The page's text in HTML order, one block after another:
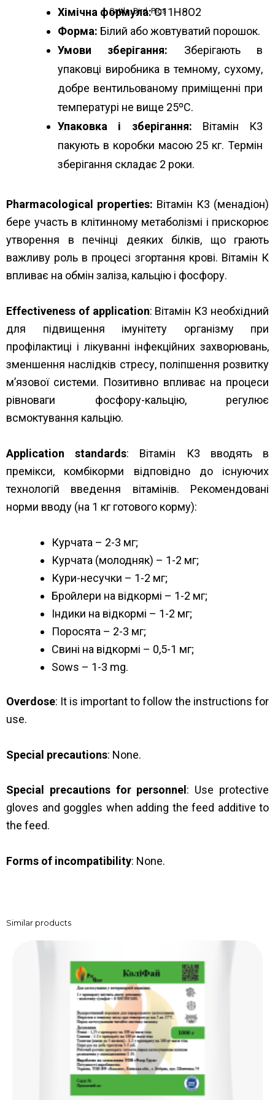
Cattle,Bird,Pigs
Хімічна формула:C11H8O2
Форма: Білий або жовтуватий порошок.
Умови зберігання: Зберігають в
упаковці виробника в темному, сухому,
добре вентильованому приміщенні при
температурі не вище 25ºС.
Упаковка і зберігання: Вітамін К3
пакують в коробки масою 25 кг. Термін
зберігання складає 2 роки.
Pharmacological properties: Вітамін К3 (менадіон)
бере участь в клітинному метаболізмі і прискорює
утворення в печінці деяких білків, що грають
важливу роль в процесі згортання крові. Вітамін К
впливає на обмін заліза, кальцію і фосфору.
Effectiveness of application: Вітамін К3 необхідний
для підвищення імунітету організму при
профілактиці і лікуванні інфекційних захворювань,
зменшення наслідків стресу, поліпшення розвитку
м’язової системи. Позитивно впливає на процеси
рівноваги фосфору-кальцію, регулює
всмоктування кальцію.
Application standards: Вітамін К3 вводять в
премікси, комбікорми відповідно до існуючих
технологій введення вітамінів. Рекомендовані
норми вводу (на 1 кг готового корму):
Курчата – 2-3 мг;
Курчата (молодняк) – 1-2 мг;
Кури-несучки – 1-2 мг;
Бройлери на відкормі – 1-2 мг;
Індики на відкормі – 1-2 мг;
Поросята – 2-3 мг;
Свині на відкормі – 0,5-1 мг;
Sows – 1-3 mg.
Overdose: It is important to follow the instructions for
use.
Special precautions: None.
Special precautions for personnel : Use protective
gloves and goggles when adding the feed additive to
the feed.
Forms of incompatibility: None.
Similar products